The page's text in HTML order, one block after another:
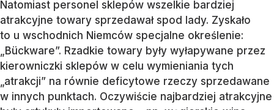
Natomiast personel sklepów wszelkie bardziej
atrakcyjne towary sprzedawał spod lady. Zyskało
to u wschodnich Niemców specjalne określenie:
„Bückware”. Rzadkie towary były wyłapywane przez
kierowniczki sklepów w celu wymieniania tych
„atrakcji” na równie deficytowe rzeczy sprzedawane
w innych punktach. Oczywiście najbardziej atrakcyjne